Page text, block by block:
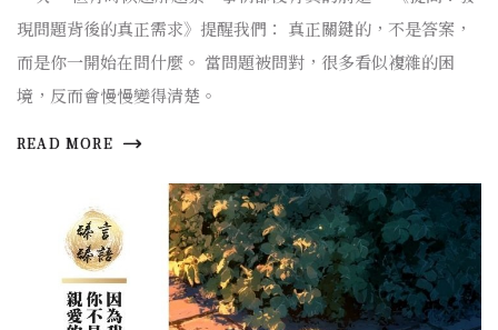
現問題背後的真正需求》提醒我們： 真正關鍵的，不是答案，
而是你一開始在問什麼。 當問題被問對，很多看似複雜的困
境，反而會慢慢變得清楚。
READ MORE